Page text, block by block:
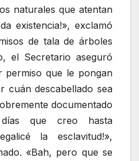
naturales que atentan
existencia!», exclamó
de tala de árboles
el Secretario aseguró
permiso que le pongan
cuán descabellado sea
documentado
que creo hasta
la esclavitud!»,
«Bah, pero que se